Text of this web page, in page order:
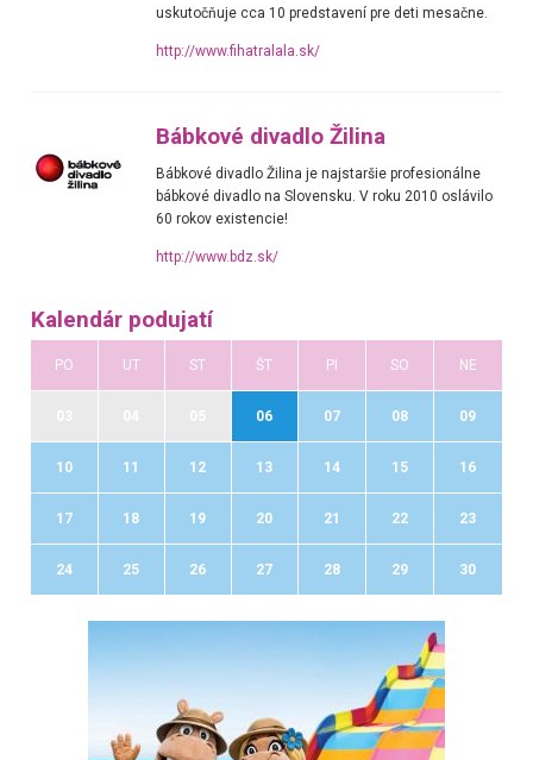
uskutočňuje cca 10 predstavení pre deti mesačne.
http://www.fihatralala.sk/
Bábkové divadlo Žilina
Bábkové divadlo Žilina je najstaršie profesionálne
bábkové divadlo na Slovensku. V roku 2010 oslávilo
60 rokov existencie!
http://www.bdz.sk/
Kalendár podujatí
PO UT ST ŠT PI SO NE
06 07 08 09
10 11 12 13 14 15 16
17 18 19 20 21 22 23
24 25 26 27 28 29 30